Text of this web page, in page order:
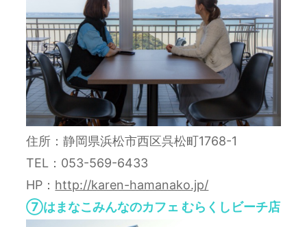
住所：静岡県浜松市西区呉松町1768-1
TEL：053-569-6433
HP： http://karen-hamanako.jp/
⑦はまなこみんなのカフェ むらくしビーチ店